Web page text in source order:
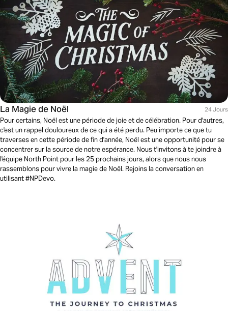
La Magie de Noël 24 Jours
Pour certains, Noël est une période de joie et de célébration. Pour d'autres,
c'est un rappel douloureux de ce qui a été perdu. Peu importe ce que tu
traverses en cette période de fin d'année, Noël est une opportunité pour se
concentrer sur la source de notre espérance. Nous t'invitons à te joindre à
l'équipe North Point pour les 25 prochains jours, alors que nous nous
rassemblons pour vivre la magie de Noël. Rejoins la conversation en
utilisant #NPDevo.